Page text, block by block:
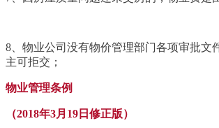
8、物业公司没有物价管理部门各项审批文
主可拒交；
物业管理条例
（2018年3月19日修正版）